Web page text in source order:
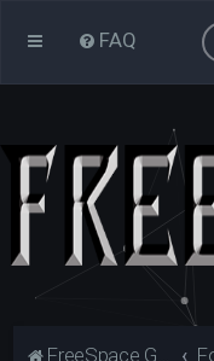
FAQ
FreeSpace Galaxy